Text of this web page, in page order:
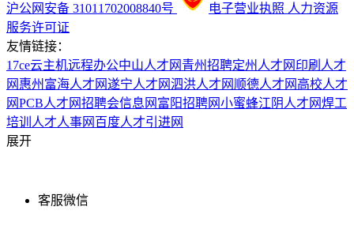
沪公网安备 31011702008840号 电子营业执照 人力资源
服务许可证
友情链接：
17ce云主机远程办公中山人才网 青州招聘定州人才网 印刷人才
网 惠州富海人才网遂宁人才网泗洪人才网 顺德人才网 高校人才
网PCB人才网招聘会信息网 富阳招聘网小蜜蜂江阴人才网焊工
培训 人才人事网 百度人才引进网
展开
客服微信